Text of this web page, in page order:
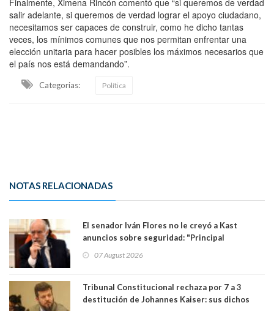
salir adelante, si queremos de verdad lograr el apoyo ciudadano,
necesitamos ser capaces de construir, como he dicho tantas
veces, los mínimos comunes que nos permitan enfrentar una
elección unitaria para hacer posibles los máximos necesarios que
el país nos está demandando”.
Categorias: Política
NOTAS RELACIONADAS
El senador Iván Flores no le creyó a Kast
anuncios sobre seguridad: "Principal
perseguir ruta del dinero y levantar secreto
07 August 2026
Tribunal Constitucional rechaza por 7 a 3
destitución de Johannes Kaiser: sus dichos